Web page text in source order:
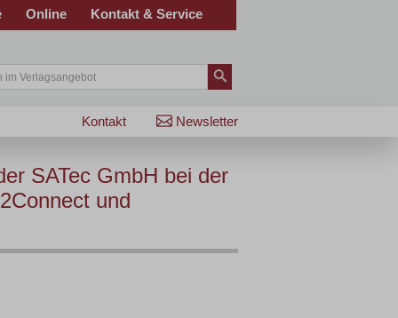
Online Kontakt & Service
Newsletter
Kontakt
SATec GmbH bei der
und